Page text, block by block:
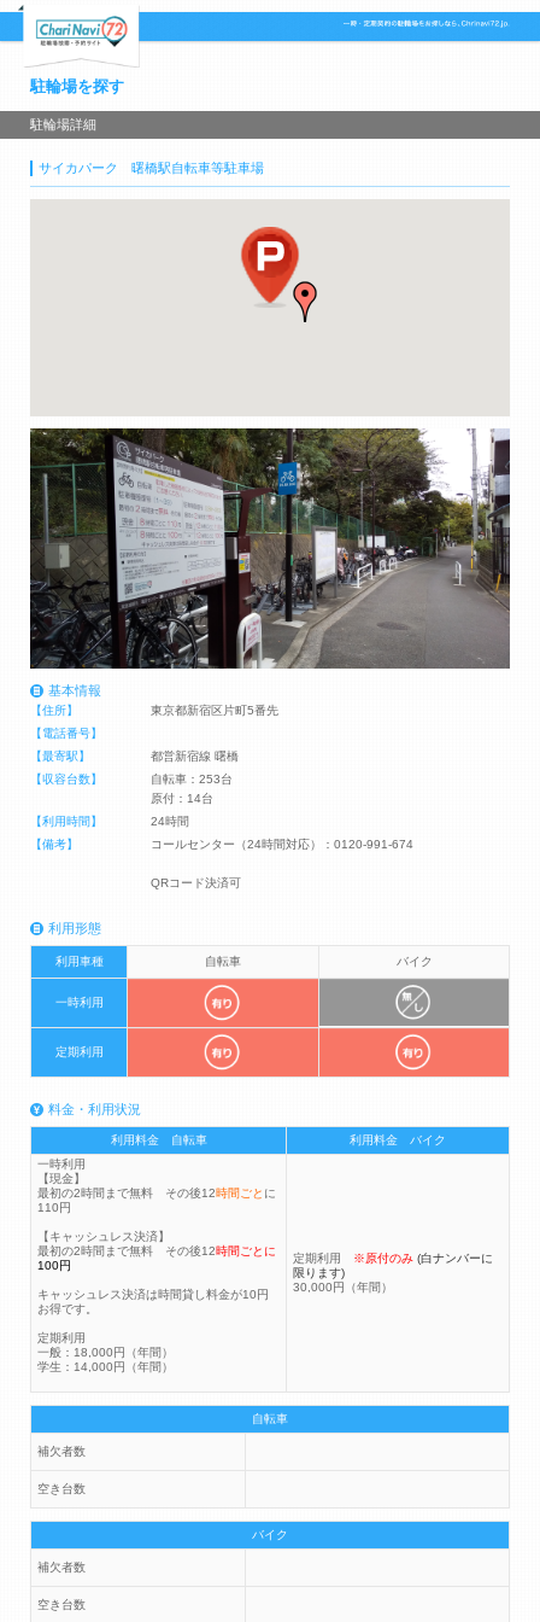
駐輪場を探す
駐輪場詳細
サイカパーク 曙橋駅自転車等駐車場
基本情報
【住所】
東京都新宿区片町5番先
【電話番号】
【最寄駅】
都営新宿線 曙橋
【収容台数】
自転車：253台
原付：14台
【利用時間】
24時間
【備考】
コールセンター（24時間対応）：0120-991-674
QRコード決済可
利用形態
利用車種 自転車 バイク
一時利用
定期利用
料金・利用状況
利用料金 自転車
利用料金 バイク
一時利用
【現金】
最初の2時間まで無料 その後12時間ごと に
110円
【キャッシュレス決済】
最初の2時間まで無料 その後12時間ごとに
100円
キャッシュレス決済は時間貸し料金が10円
お得です。
定期利用
一般：18,000円（年間）
学生：14,000円（年間）
定期利用 ※原付のみ (白ナンバーに
限ります)
30,000円（年間）
自転車
補欠者数
空き台数
バイク
補欠者数
空き台数